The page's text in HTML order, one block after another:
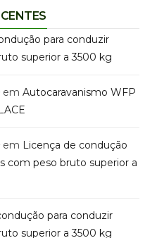
para conduzir
superior a 3500 kg
em Autocaravanismo WFP
em Licença de condução
com peso bruto superior a
para conduzir
superior a 3500 kg